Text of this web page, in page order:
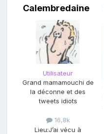
Calembredaine
Utilisateur
Grand mamamouchi de
la déconne et des
tweets idiots
16,8k
Lieu:J’ai vécu à